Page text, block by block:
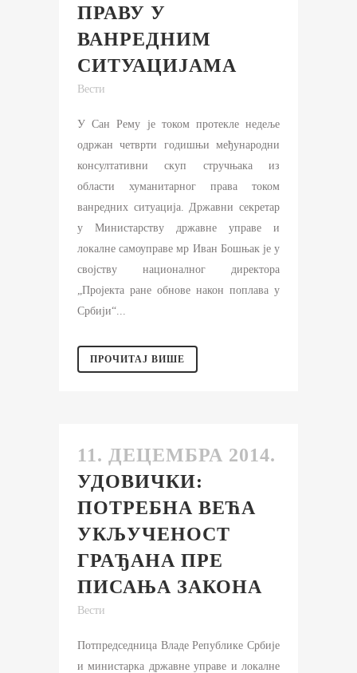
ПРАВУ У
ВАНРЕДНИМ
СИТУАЦИЈАМА
Вести
У Сан Рему је током протекле недеље
одржан четврти годишњи међународни
консултативни скуп стручњака из
области хуманитарног права током
ванредних ситуација. Државни секретар
у Министарству државне управе и
локалне самоуправе мр Иван Бошњак је у
својству националног директора
„Пројекта ране обнове након поплава у
Србији“...
ПРОЧИТАЈ ВИШЕ
11. ДЕЦЕМБРА 2014.
УДОВИЧКИ:
ПОТРЕБНА ВЕЋА
УКЉУЧЕНОСТ
ГРАЂАНА ПРЕ
ПИСАЊА ЗАКОНА
Вести
Потпредседница Владе Републике Србије
и министарка државне управе и локалне